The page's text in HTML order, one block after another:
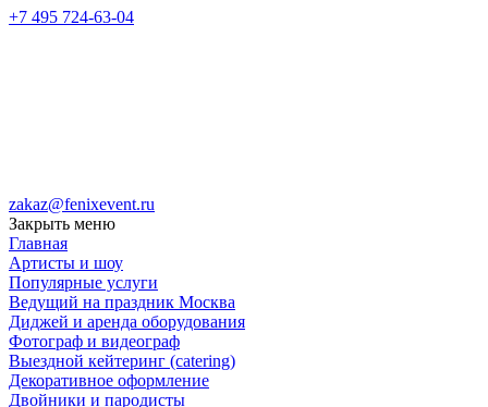
+7 495 724-63-04
zakaz@fenixevent.ru
Закрыть меню
Главная
Артисты и шоу
Популярные услуги
Ведущий на праздник Москва
Диджей и аренда оборудования
Фотограф и видеограф
Выездной кейтеринг (catering)
Декоративное оформление
Двойники и пародисты